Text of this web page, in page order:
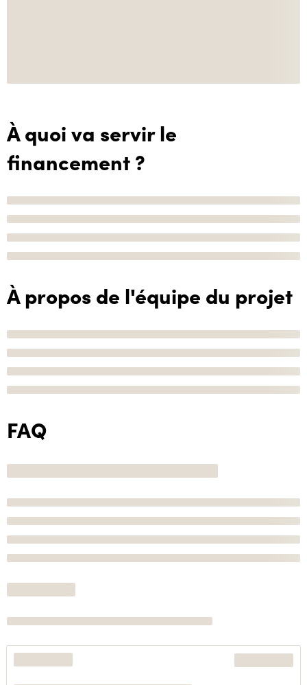
À quoi va servir le
financement ?
À propos de l'équipe du projet
FAQ